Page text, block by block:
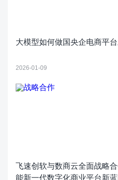
大模型如何做国央企电商平
2026-01-09
飞速创软与数商云全面战略
能新一代数字化商业平台新蓝